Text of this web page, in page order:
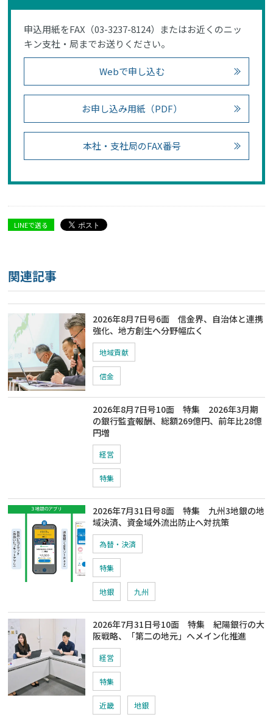
申込用紙をFAX（03-3237-8124）またはお近くのニッ
キン支社・局までお送りください。
Webで申し込む
お申し込み用紙（PDF）
本社・支社局のFAX番号
LINEで送る
関連記事
2026年8月7日号6面 信金界、自治体と連携
強化、地方創生ヘ分野幅広く
地域貢献
信金
2026年8月7日号10面 特集 2026年3月期
の銀行監査報酬、総額269億円、前年比28億
円増
経営
特集
2026年7月31日号8面 特集 九州3地銀の地
域決済、資金域外流出防止へ対抗策
為替・決済
特集
地銀 九州
2026年7月31日号10面 特集 紀陽銀行の大
阪戦略、「第二の地元」へメイン化推進
経営
特集
近畿 地銀